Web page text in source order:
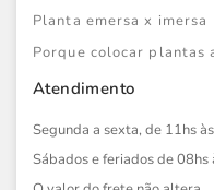
Planta emersa x imersa
Porque colocar plantas
Atendimento
Segunda a sexta, de 11hs
Sábados e feriados de 08hs